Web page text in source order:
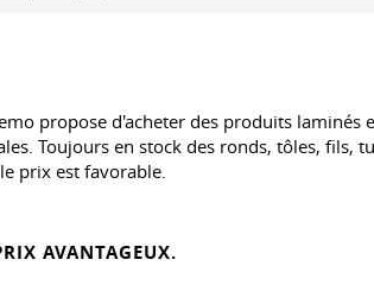
propose d'acheter des produits laminés
Toujours en stock des ronds, tôles, fils,
prix est favorable.
AVANTAGEUX.